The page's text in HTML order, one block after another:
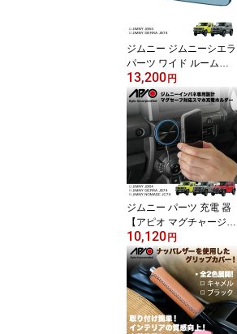
合 安心 の 国内設計 国内
製造 日本製 Made in Jap
an
ジムニー ジムニーシエラ
パーツ ワイド ルームミ
ラー インテリア【アピオ
ワイドビューブルーミラ
ー】JB64 JB74 専用 設
計 ブルー の 防眩 ワイド
ビュー ミラー 取り付け
簡単 純正ミラー へ ワン
タッチ 装着 で ベゼル が
薄く 違和感 の 少ない カ
スタム ミラー
13,200 円
ジムニー パーツ 充電 器
【アピオ マグチャージ
スマートフォンホルダ
ー】ジムニー ジムニーシ
エラ JB64 JB74 専用設
計 インテリア パネルセ
ット Magsafe iPhone か
っこいい スマホ スタン
ド ホルダー マグチャー
10,120 円